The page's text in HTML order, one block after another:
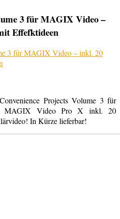
3 für MAGIX Video –
Effefktideen
Projects Volume 3 für
MAGIX Video Pro X inkl. 20
In Kürze lieferbar!